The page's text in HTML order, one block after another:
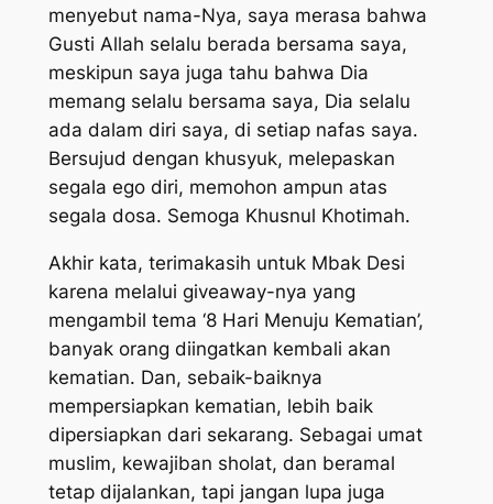
menyebut nama-Nya, saya merasa bahwa
Gusti Allah selalu berada bersama saya,
meskipun saya juga tahu bahwa Dia
memang selalu bersama saya, Dia selalu
ada dalam diri saya, di setiap nafas saya.
Bersujud dengan khusyuk, melepaskan
segala ego diri, memohon ampun atas
segala dosa. Semoga Khusnul Khotimah.
Akhir kata, terimakasih untuk Mbak Desi
karena melalui giveaway-nya yang
mengambil tema ‘8 Hari Menuju Kematian’,
banyak orang diingatkan kembali akan
kematian. Dan, sebaik-baiknya
mempersiapkan kematian, lebih baik
dipersiapkan dari sekarang. Sebagai umat
muslim, kewajiban sholat, dan beramal
tetap dijalankan, tapi jangan lupa juga